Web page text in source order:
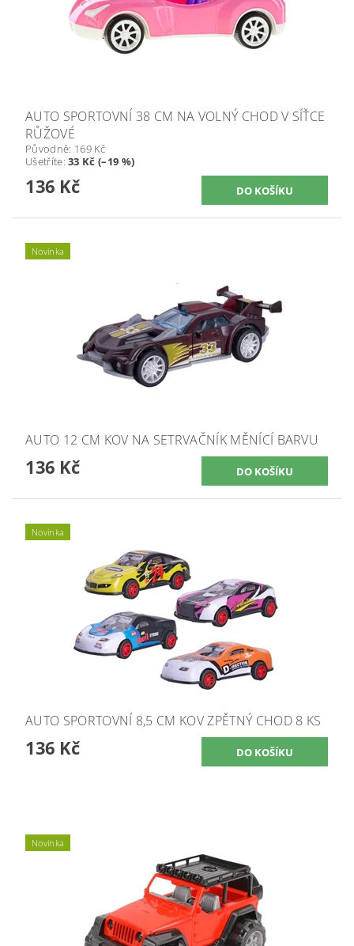
AUTO SPORTOVNÍ 38 CM NA VOLNÝ CHOD V SÍŤCE
RŮŽOVÉ
Původně: 169 Kč
Ušetříte:33 Kč (–19 %)
136 Kč
Novinka
AUTO 12 CM KOV NA SETRVAČNÍK MĚNÍCÍ BARVU
136 Kč
Novinka
AUTO SPORTOVNÍ 8,5 CM KOV ZPĚTNÝ CHOD 8 KS
136 Kč
Novinka